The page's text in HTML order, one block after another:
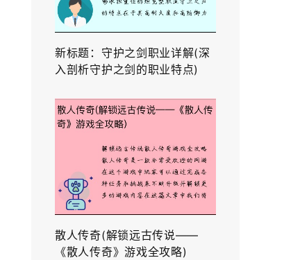
新标题：守护之剑职业详解(深
入剖析守护之剑的职业特点)
散人传奇(解锁远古传说——
《散人传奇》游戏全攻略)